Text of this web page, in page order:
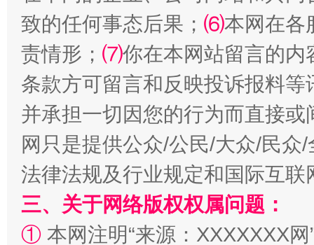
扯下公款旅游的“隐身衣” 如何以
“蜀中异人”王建安的艺术幻境
致的任何事态后果； ⑹本网在各
责情形； ⑺你在本网站留言的内
条款方可留言和反映投诉报料
并承担一切因您的行为而直接
网只是提供公众/公民/大众/民
法律法规及行业规定和国际互
三、关于网络版权权属问题：
① 本网注明“来源：XXXXXXX